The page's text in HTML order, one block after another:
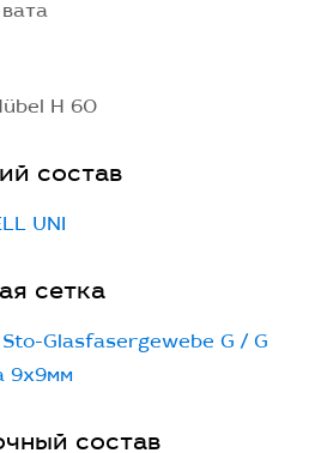
H 60
состав
UNI
сетка
Glasfasergewebe G / G
9х9мм
состав